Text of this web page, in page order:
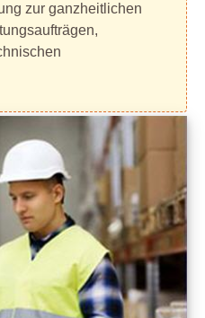
zur ganzheitlichen